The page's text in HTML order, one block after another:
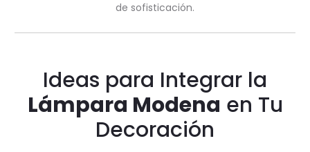
de sofisticación.
Ideas para Integrar la
Lámpara Modena en Tu
Decoración